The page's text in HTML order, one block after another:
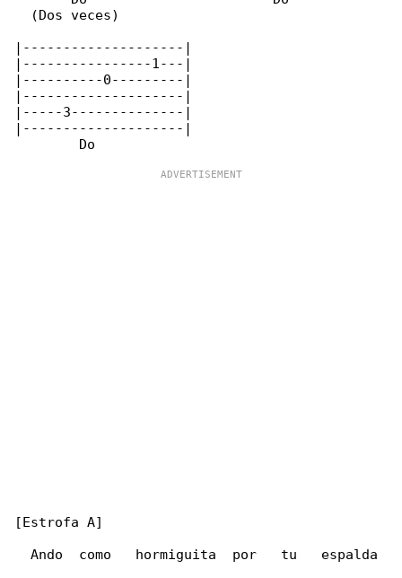
  (Dos veces)
|--------------------|
|----------------1---|
|----------0---------|
|--------------------|
|-----3--------------|
|--------------------|
[Estrofa A]
  Ando  como   hormiguita  por   tu   espalda